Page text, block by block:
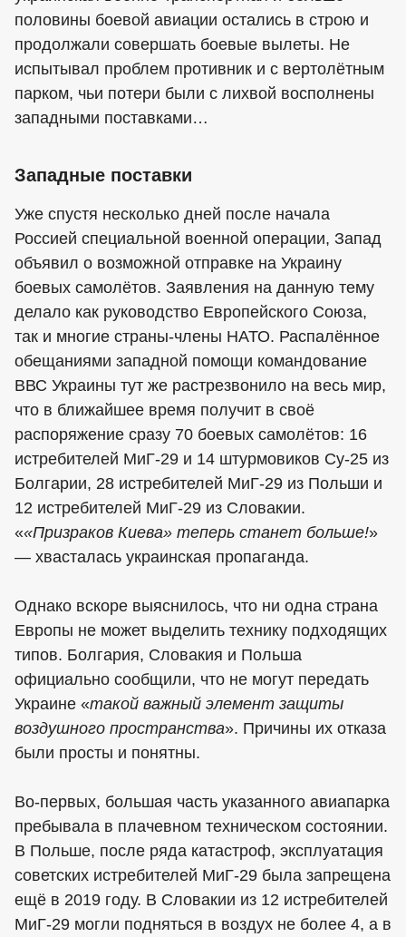
половины боевой авиации остались в строю и
продолжали совершать боевые вылеты. Не
испытывал проблем противник и с вертолётным
парком, чьи потери были с лихвой восполнены
западными поставками…
Западные поставки
Уже спустя несколько дней после начала
Россией специальной военной операции, Запад
объявил о возможной отправке на Украину
боевых самолётов. Заявления на данную тему
делало как руководство Европейского Союза,
так и многие страны-члены НАТО. Распалённое
обещаниями западной помощи командование
ВВС Украины тут же растрезвонило на весь мир,
что в ближайшее время получит в своё
распоряжение сразу 70 боевых самолётов: 16
истребителей МиГ-29 и 14 штурмовиков Су-25 из
Болгарии, 28 истребителей МиГ-29 из Польши и
12 истребителей МиГ-29 из Словакии.
««Призраков Киева» теперь станет больше!»
— хвасталась украинская пропаганда.
Однако вскоре выяснилось, что ни одна страна
Европы не может выделить технику подходящих
типов. Болгария, Словакия и Польша
официально сообщили, что не могут передать
Украине «такой важный элемент защиты
воздушного пространства». Причины их отказа
были просты и понятны.
Во-первых, большая часть указанного авиапарка
пребывала в плачевном техническом состоянии.
В Польше, после ряда катастроф, эксплуатация
советских истребителей МиГ-29 была запрещена
ещё в 2019 году. В Словакии из 12 истребителей
МиГ-29 могли подняться в воздух не более 4, а в